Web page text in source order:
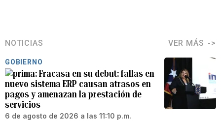
NOTICIAS VER MÁS
GOBIERNO
Fracasa en su debut: fallas en
nuevo sistema ERP causan atrasos en
pagos y amenazan la prestación de
servicios
6 de agosto de 2026 a las 11:10 p.m.